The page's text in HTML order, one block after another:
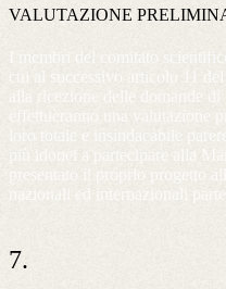
VALUTAZIONE
I membri del comitato
cui al successivo articolo 11
alla ricezione delle domande
effettueranno una valutazione
loro totale e insindacabile
più idonei a partecipare alla
presentato il proprio progetto
nazionali ed internazionali
7.